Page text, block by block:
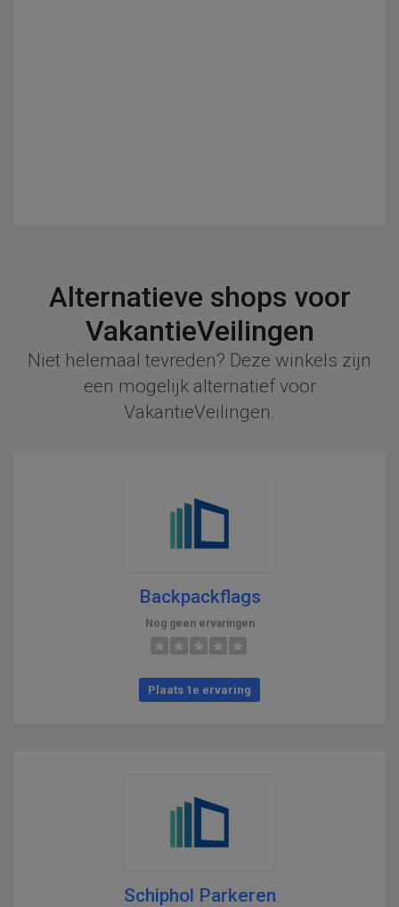
Alternatieve shops voor
VakantieVeilingen
Niet helemaal tevreden? Deze winkels zijn
een mogelijk alternatief voor
VakantieVeilingen.
Backpackflags
Nog geen ervaringen
Plaats 1e ervaring
Schiphol Parkeren